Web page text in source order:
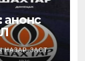
анонс
ЗАСТ.